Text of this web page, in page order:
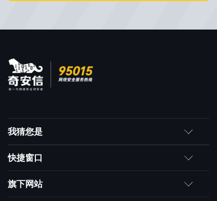
我猜您是
客户
合作伙伴
快捷窗口
如何购买
旗下网站